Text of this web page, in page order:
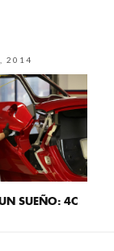
2014
SUEÑO: 4C